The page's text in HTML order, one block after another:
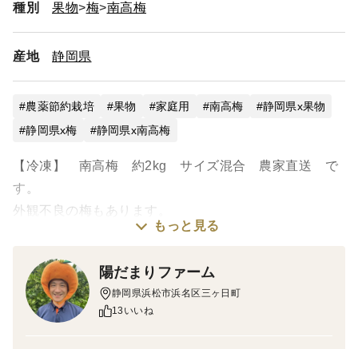
種別 果物 梅 南高梅
産地 静岡県
農薬節約栽培 果物 家庭用 南高梅
静岡県x果物
静岡県x梅
静岡県x南高梅
【冷凍】 南高梅 約2kg サイズ混合 農家直送 で
す。
外観不良の梅もあります。
梅干し 梅ジャム 梅シロップ 梅ジュースに最適★！
クール便でお届け予定です。
もっと見る
陽だまりファーム
静岡県浜松市浜名区三ヶ日町
13いいね